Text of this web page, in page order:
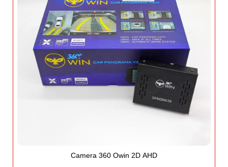
Camera 360 Owin 2D AHD